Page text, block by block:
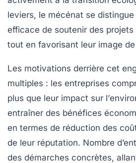
leviers, le mécénat se
efficace de soutenir des
tout en favorisant leur image
Les motivations derrière cet
multiples : les entreprises
plus que leur impact sur l’
entraîner des bénéfices
en termes de réduction des
de leur réputation. Nombre
des démarches concrètes,